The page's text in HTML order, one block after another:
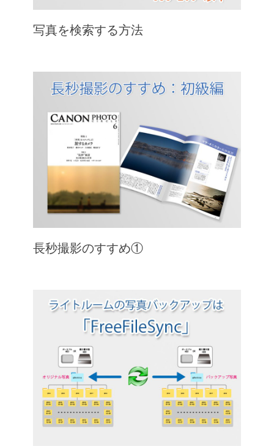
写真を検索する方法
長秒撮影のすすめ①